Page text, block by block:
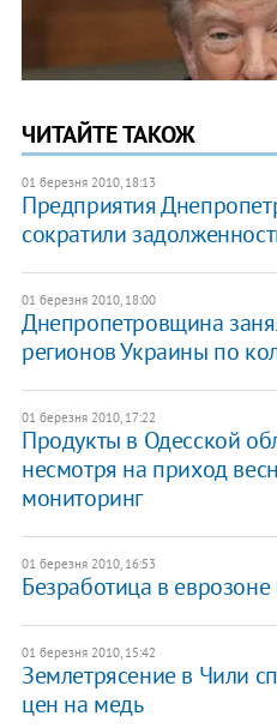
ЧИТАЙТЕ ТАКОЖ
01 березня 2010, 18:13
Предприятия
сократили
01 березня 2010, 18:00
Днепропетровщина
регионов Украины по
01 березня 2010, 17:22
Продукты в Одесской
несмотря на приход
мониторинг
01 березня 2010, 16:53
Безработица в еврозоне
01 березня 2010, 15:42
Землетрясение в Чили
цен на медь